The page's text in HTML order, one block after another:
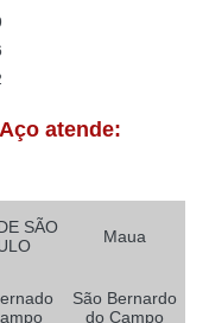
atende:
SÃO
Maua
São Bernardo
do Campo